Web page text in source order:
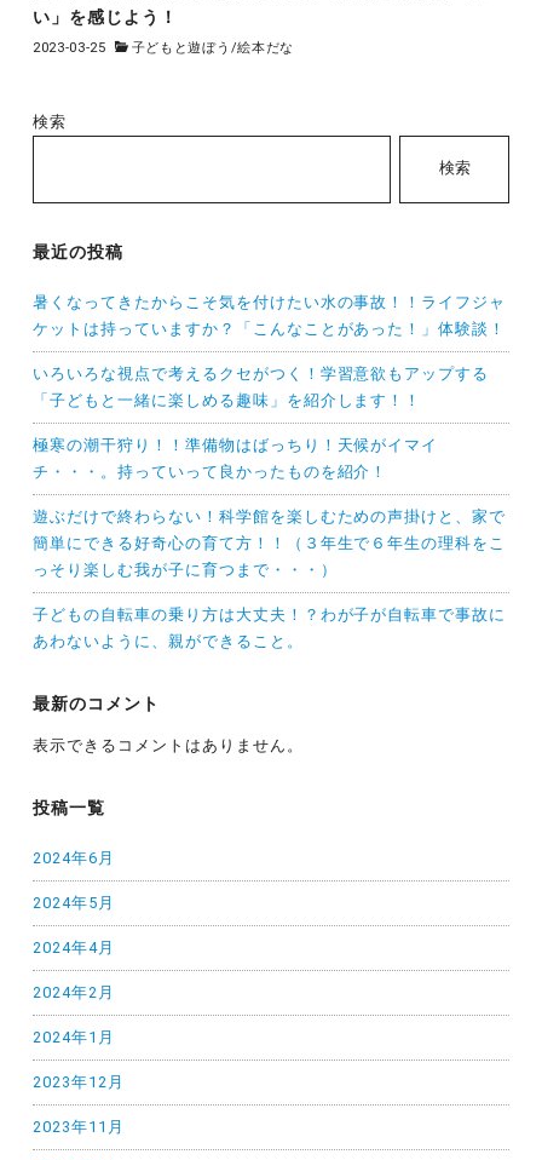
い」を感じよう！
2023-03-25 子どもと遊ぼう /絵本だな
検索
検索
最近の投稿
暑くなってきたからこそ気を付けたい水の事故！！ライフジャ
ケットは持っていますか？「こんなことがあった！」体験談！
いろいろな視点で考えるクセがつく！学習意欲もアップする
「子どもと一緒に楽しめる趣味」を紹介します！！
極寒の潮干狩り！！準備物はばっちり！天候がイマイ
チ・・・。持っていって良かったものを紹介！
遊ぶだけで終わらない！科学館を楽しむための声掛けと、家で
簡単にできる好奇心の育て方！！（３年生で６年生の理科をこ
っそり楽しむ我が子に育つまで・・・）
子どもの自転車の乗り方は大丈夫！？わが子が自転車で事故に
あわないように、親ができること。
最新のコメント
表示できるコメントはありません。
投稿一覧
2024年6月
2024年5月
2024年4月
2024年2月
2024年1月
2023年12月
2023年11月